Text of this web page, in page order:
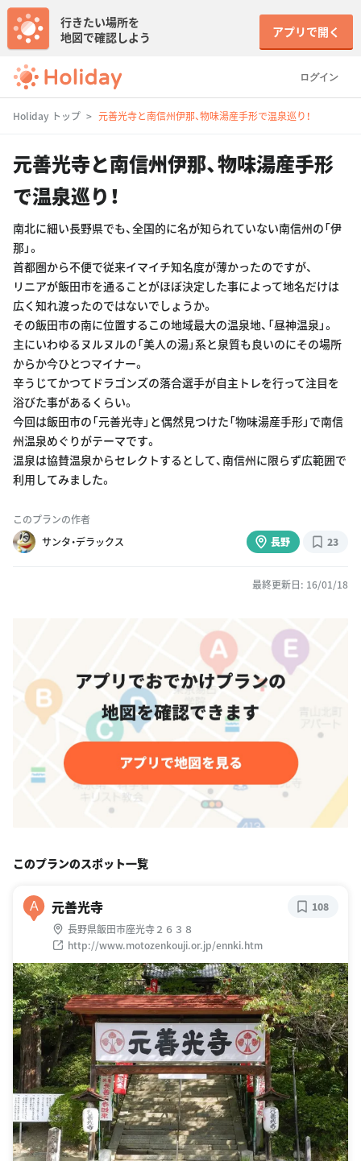
ログイン
行きたい場所を
地図で確認しよう
アプリで開く
Holiday トップ 元善光寺と南信州伊那、物味湯産手形で温泉巡り！
元善光寺と南信州伊那、物味湯産手形
で温泉巡り！
南北に細い長野県でも、全国的に名が知られていない南信州の「伊
那」。
首都圏から不便で従来イマイチ知名度が薄かったのですが、
リニアが飯田市を通ることがほぼ決定した事によって地名だけは
広く知れ渡ったのではないでしょうか。
その飯田市の南に位置するこの地域最大の温泉地、「昼神温泉」。
主にいわゆるヌルヌルの「美人の湯」系と泉質も良いのにその場所
からか今ひとつマイナー。
辛うじてかつてドラゴンズの落合選手が自主トレを行って注目を
浴びた事があるくらい。
今回は飯田市の「元善光寺」と偶然見つけた「物味湯産手形」で南信
州温泉めぐりがテーマです。
温泉は協賛温泉からセレクトするとして、南信州に限らず広範囲で
利用してみました。
このプランの作者
サンタ・デラックス
長野 23
最終更新日: 16/01/18
このプランのスポット一覧
A 元善光寺
長野県飯田市座光寺２６３８
http://www.motozenkouji.or.jp/ennki.htm
108